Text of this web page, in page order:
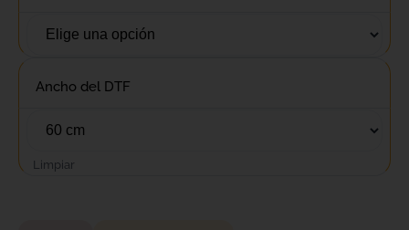
Ancho del DTF
Limpiar